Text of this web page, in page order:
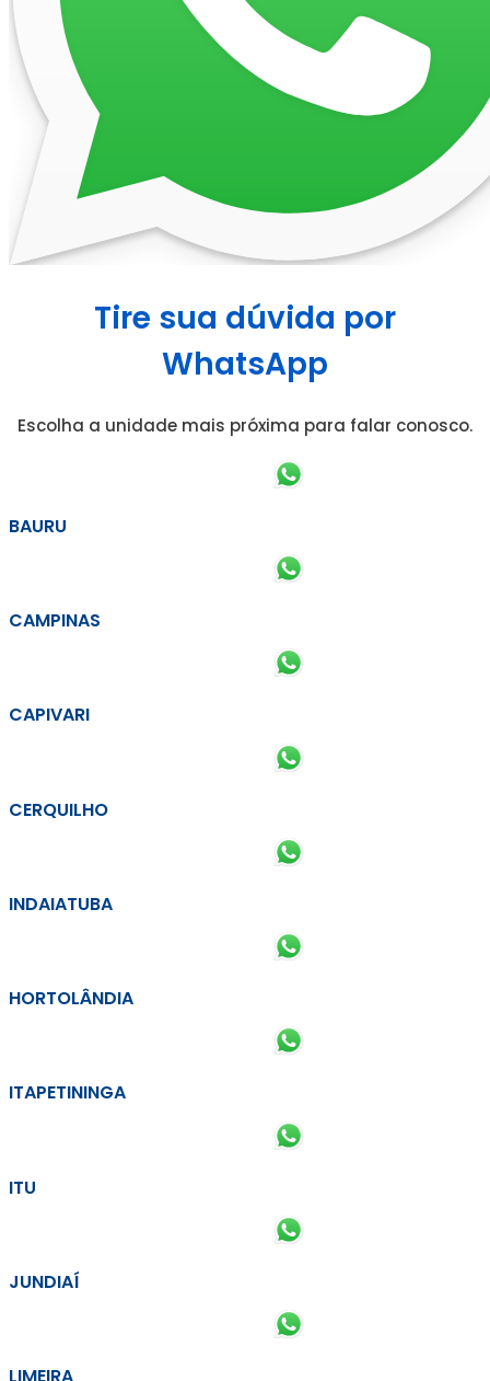
Tire sua dúvida por
WhatsApp
Escolha a unidade mais próxima para falar conosco.
BAURU
CAMPINAS
CAPIVARI
CERQUILHO
INDAIATUBA
HORTOLÂNDIA
ITAPETININGA
ITU
JUNDIAÍ